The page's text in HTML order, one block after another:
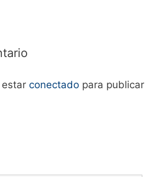
conectado para publicar